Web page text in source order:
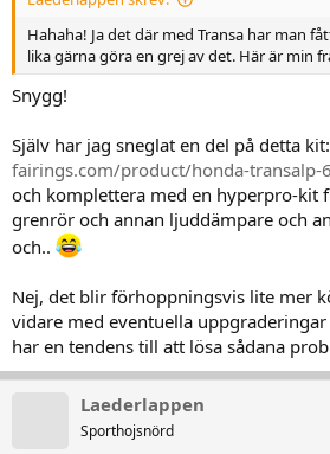
Hahaha! Ja det där med Transa har man
lika gärna göra en grej av det. Här är min
Snygg!
Själv har jag sneglat en del på detta kit:
fairings.com/product/honda-
och komplettera med en hyperpro-kit
grenrör och annan ljuddämpare och
och..
Nej, det blir förhoppningsvis lite mer
vidare med eventuella
har en tendens till att lösa sådana
Laederlappen
Sporthojsnörd